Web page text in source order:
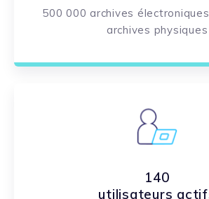
500 000 archives
archives physiques
140
utilisateurs